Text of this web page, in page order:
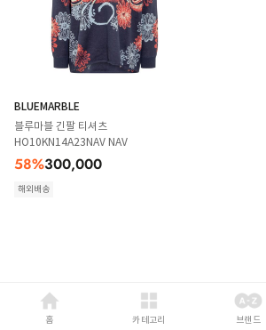
BLUEMARBLE
블루마블 긴팔 티셔츠
HO10KN14A23NAV NAV
58%300,000
해외배송
홈 카테고리 브랜드